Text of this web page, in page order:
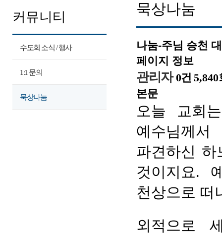
커뮤니티
수도회 소식 / 행사
1:1 문의
묵상나눔
묵상나눔
나눔-주님 승천
페이지 정보
관리자 0건 5,840
본문
오늘 교회
예수님께
파견하신 하
것이지요.
천상으로 떠
외적으로